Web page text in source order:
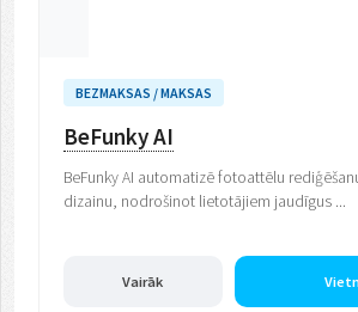
BEZMAKSAS / MAKSAS
BeFunky AI
BeFunky AI automatizē fotoattēlu
dizainu, nodrošinot lietotājiem jaudīgus ...
Vairāk